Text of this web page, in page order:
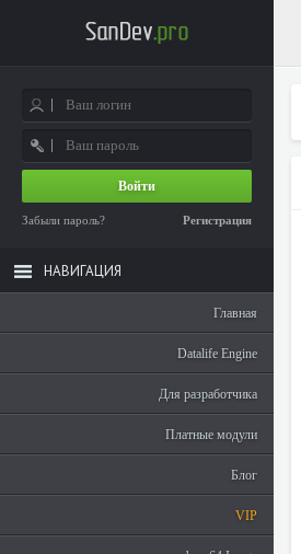
Войти
Регистрация
Забыли пароль?
НАВИГАЦИЯ
Главная
Datalife Engine
Для разработчика
Платные модули
Блог
VIP